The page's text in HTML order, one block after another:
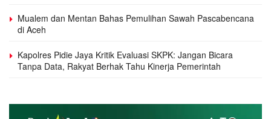
Mualem dan Mentan Bahas Pemulihan Sawah Pascabencana
di Aceh
Kapolres Pidie Jaya Kritik Evaluasi SKPK: Jangan Bicara
Tanpa Data, Rakyat Berhak Tahu Kinerja Pemerintah